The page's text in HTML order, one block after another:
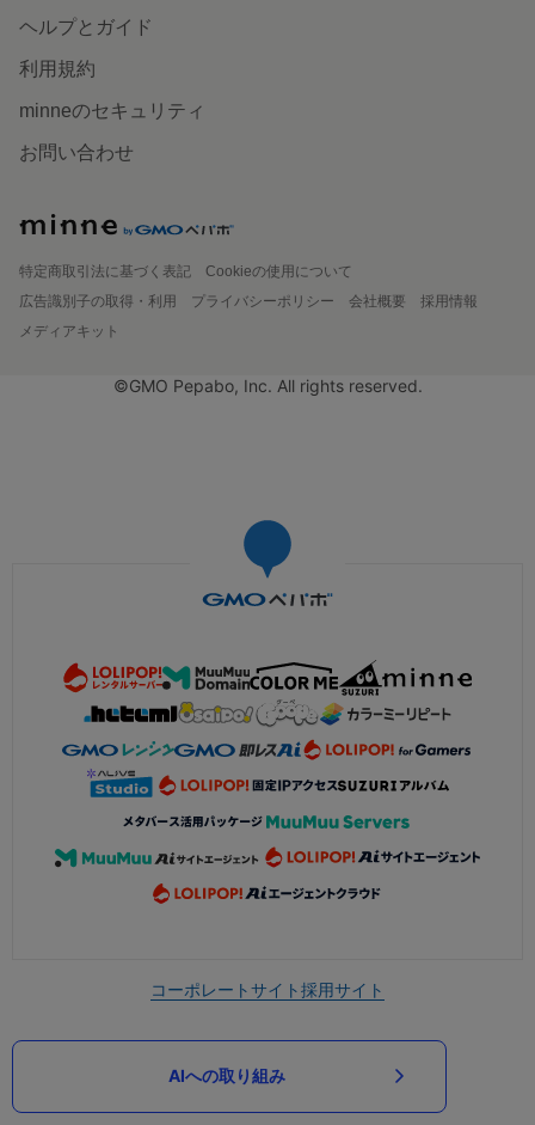
ヘルプとガイド
利用規約
minneのセキュリティ
お問い合わせ
特定商取引法に基づく表記
Cookieの使用について
広告識別子の取得・利用
プライバシーポリシー 会社概要
採用情報
メディアキット
©GMO Pepabo, Inc. All rights reserved.
コーポレートサイト採用サイト
AIへの取り組み